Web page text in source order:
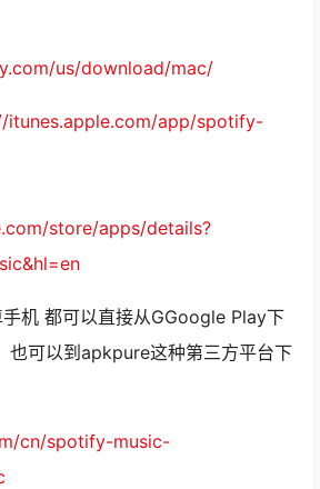
us/download/mac/
itunes.apple.com/app/spotify-
store/apps/details?
机 都可以直接从GGoogle Play下
可以到apkpure这种第三方平台下
cn/spotify-music-